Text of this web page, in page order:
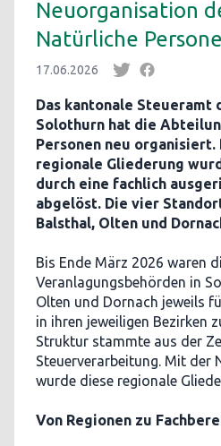
Neuorganisation
Natürliche
17.06.2026
Das kantonale Steueramt
Solothurn hat die
Personen neu organisiert.
regionale Gliederung
durch eine fachlich
abgelöst. Die vier
Balsthal, Olten und
Bis Ende März 2026 waren
Veranlagungsbehörden in
Olten und Dornach jeweils
in ihren jeweiligen Bezirken
Struktur stammte aus der
Steuerverarbeitung. Mit der
wurde diese regionale
Von Regionen zu